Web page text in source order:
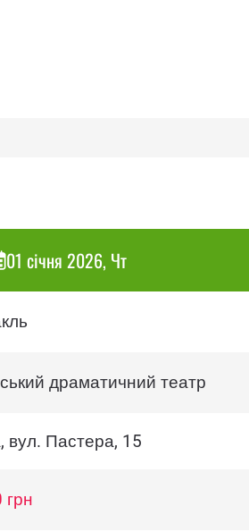
01 січня 2026, Чт
драматичний театр
вул. Пастера, 15
грн